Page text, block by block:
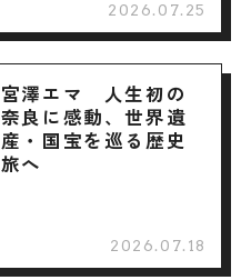
2026.07.25
宮澤エマ 人生初の
奈良に感動、世界遺
産・国宝を巡る歴史
旅へ
2026.07.18